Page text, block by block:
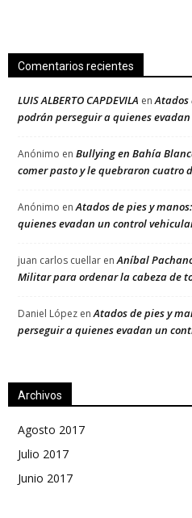
Comentarios recientes
LUIS ALBERTO CAPDEVILA enAtados
podrán perseguir a quienes
Anónimo en Bullying en Bahía
comer pasto y le quebraron cuatro
Anónimo enAtados de pies y
quienes evadan un control
juan carlos cuellar enAníbal
Militar para ordenar la cabeza de
Daniel López enAtados de pies y
perseguir a quienes evadan un
Archivos
Agosto 2017
Julio 2017
Junio 2017